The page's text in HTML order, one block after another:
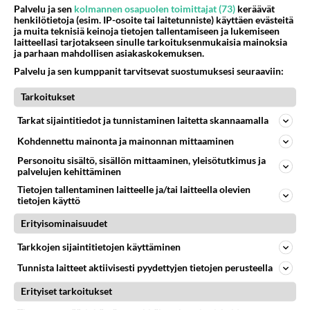
Kuka melkein täysi-ikäinen hukkui?
Poliisin mukaan nuori oli lähes täysi-ikäinen. Ennen iltakuutta tulleen ilmoituksen mukaan ihminen oli joutunut mahdoll
06.08.2026 20:09
Iisalmi
539
Mikä on ollut
Söpöintä välillämme?
06.08.2026 14:44
519
kenen näköinen
07.08.2026 16:24
Ikävä
40
495
Tykkäätköhän vielä minusta?
06.08.2026 07:42
28
494
Olet ihana
Ikävä
37
490
Vihervasemmistofeministinaisasianaiset
438
Palvelu ja sen kolmannen osapuolen toimittajat (73) keräävät
henkilötietoja (esim. IP-osoite tai laitetunniste) käyttäen evästeitä
ja muita teknisiä keinoja tietojen tallentamiseen ja lukemiseen
laitteellasi tarjotakseen sinulle tarkoituksenmukaisia mainoksia
ja parhaan mahdollisen asiakaskokemuksen.
Palvelu ja sen kumppanit tarvitsevat suostumuksesi seuraaviin:
Tarkoitukset
Tarkat sijaintitiedot ja tunnistaminen laitetta skannaamalla
Kohdennettu mainonta ja mainonnan mittaaminen
Personoitu sisältö, sisällön mittaaminen, yleisötutkimus ja
palvelujen kehittäminen
Tietojen tallentaminen laitteelle ja/tai laitteella olevien
tietojen käyttö
Erityisominaisuudet
Tarkkojen sijaintitietojen käyttäminen
Tunnista laitteet aktiivisesti pyydettyjen tietojen perusteella
Erityiset tarkoitukset